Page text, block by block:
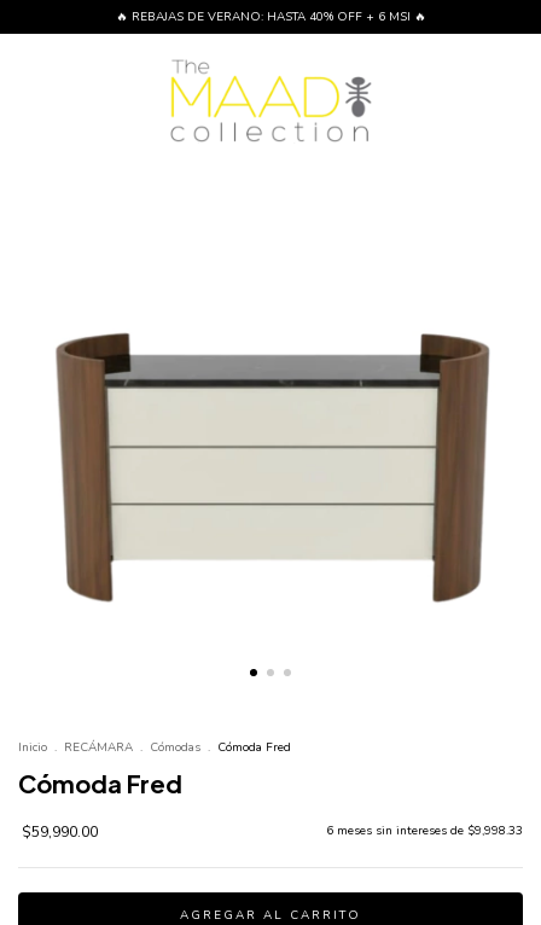
🔥 REBAJAS DE VERANO: HASTA 40% OFF + 6 MSI 🔥
Inicio . RECÁMARA . Cómodas . Cómoda Fred
Cómoda Fred
$59,990.00 6 meses sin intereses de $9,998.33